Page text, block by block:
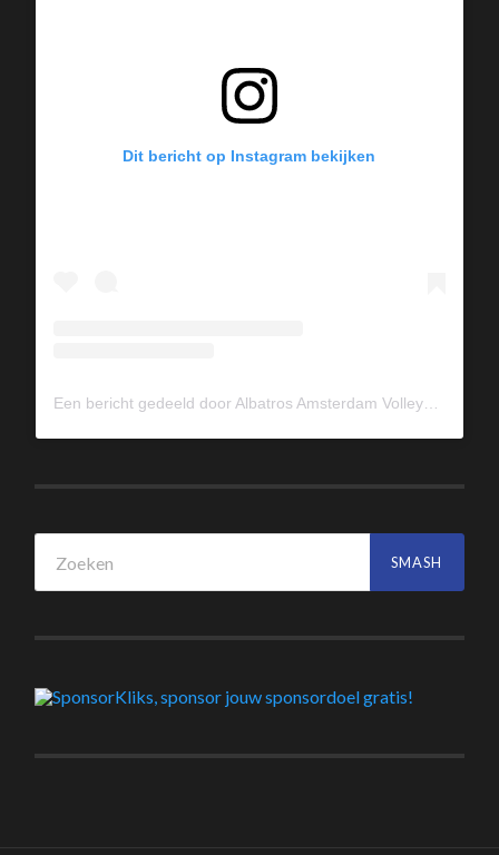
Dit bericht op Instagram bekijken
Een bericht gedeeld door Albatros Amsterdam Volleybal (@albavolley)